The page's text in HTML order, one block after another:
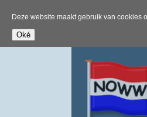
Deze website maakt gebruik van cookies